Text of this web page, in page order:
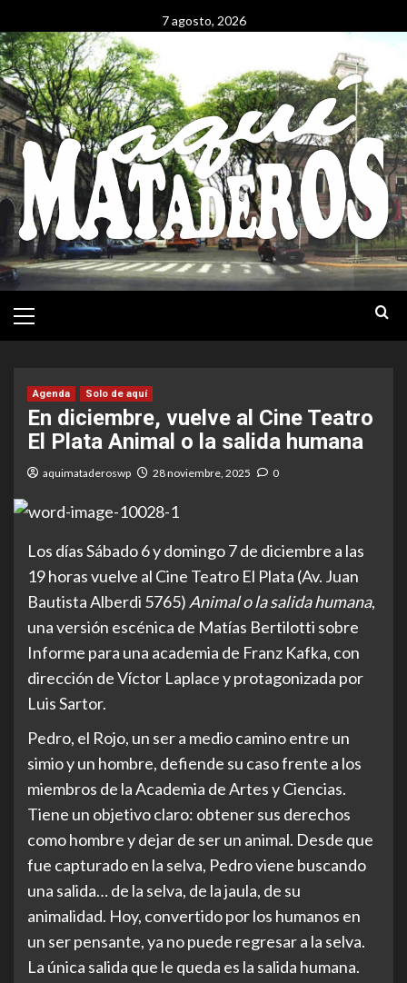
al
contenido
7 agosto, 2026
Principal
Agenda Solo de aquí
En diciembre, vuelve al Cine Teatro
El Plata Animal o la salida humana
aquimataderoswp 28 noviembre, 2025 0
Los días Sábado 6 y domingo 7 de diciembre a las
19 horas vuelve al Cine Teatro El Plata (Av. Juan
Bautista Alberdi 5765) Animal o la salida humana,
una versión escénica de Matías Bertilotti sobre
Informe para una academia de Franz Kafka, con
dirección de Víctor Laplace y protagonizada por
Luis Sartor.
Pedro, el Rojo, un ser a medio camino entre un
simio y un hombre, defiende su caso frente a los
miembros de la Academia de Artes y Ciencias.
Tiene un objetivo claro: obtener sus derechos
como hombre y dejar de ser un animal. Desde que
fue capturado en la selva, Pedro viene buscando
una salida… de la selva, de la jaula, de su
animalidad. Hoy, convertido por los humanos en
un ser pensante, ya no puede regresar a la selva.
La única salida que le queda es la salida humana.